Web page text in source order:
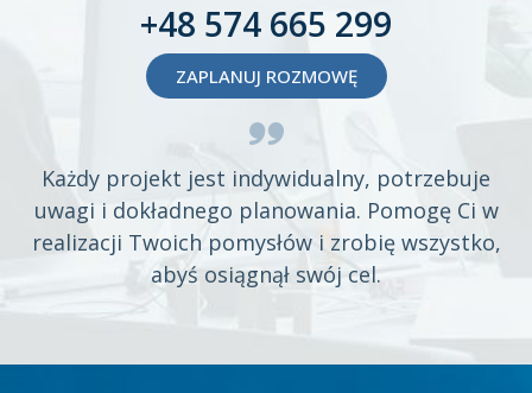
+48 574 665 299
ZAPLANUJ ROZMOWĘ
Każdy projekt jest indywidualny, potrzebuje
uwagi i dokładnego planowania. Pomogę Ci w
realizacji Twoich pomysłów i zrobię wszystko,
abyś osiągnął swój cel.